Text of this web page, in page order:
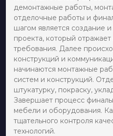
демонтажные работы,
отделочные работы и
шагом является создание
проекта, который
требования. Далее
конструкций и
начинаются монтажные
систем и конструкций.
штукатурку, покраску,
Завершает процесс
мебели и оборудования.
тщательного контроля
технологий.